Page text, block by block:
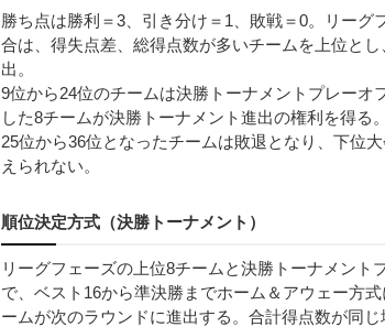
勝ち点は勝利＝3、引き分け＝1、敗戦＝0。リー
合は、得失点差、総得点数が多いチームを上位と
出。
9位から24位のチームは決勝トーナメントプレーオ
した8チームが決勝トーナメント進出の権利を得る。
25位から36位となったチームは敗退となり、下位
えられない。
順位決定方式（決勝トーナメント）
リーグフェーズの上位8チームと決勝トーナメント
で、ベスト16から準決勝までホーム＆アウェー方
ームが次のラウンドに進出する。合計得点数が同